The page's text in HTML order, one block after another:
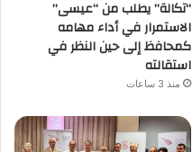
“تكالة” يطلب من “عيسى”
الاستمرار في أداء مهامه
كمحافظ إلى حين النظر في
استقالته
منذ 3 ساعات